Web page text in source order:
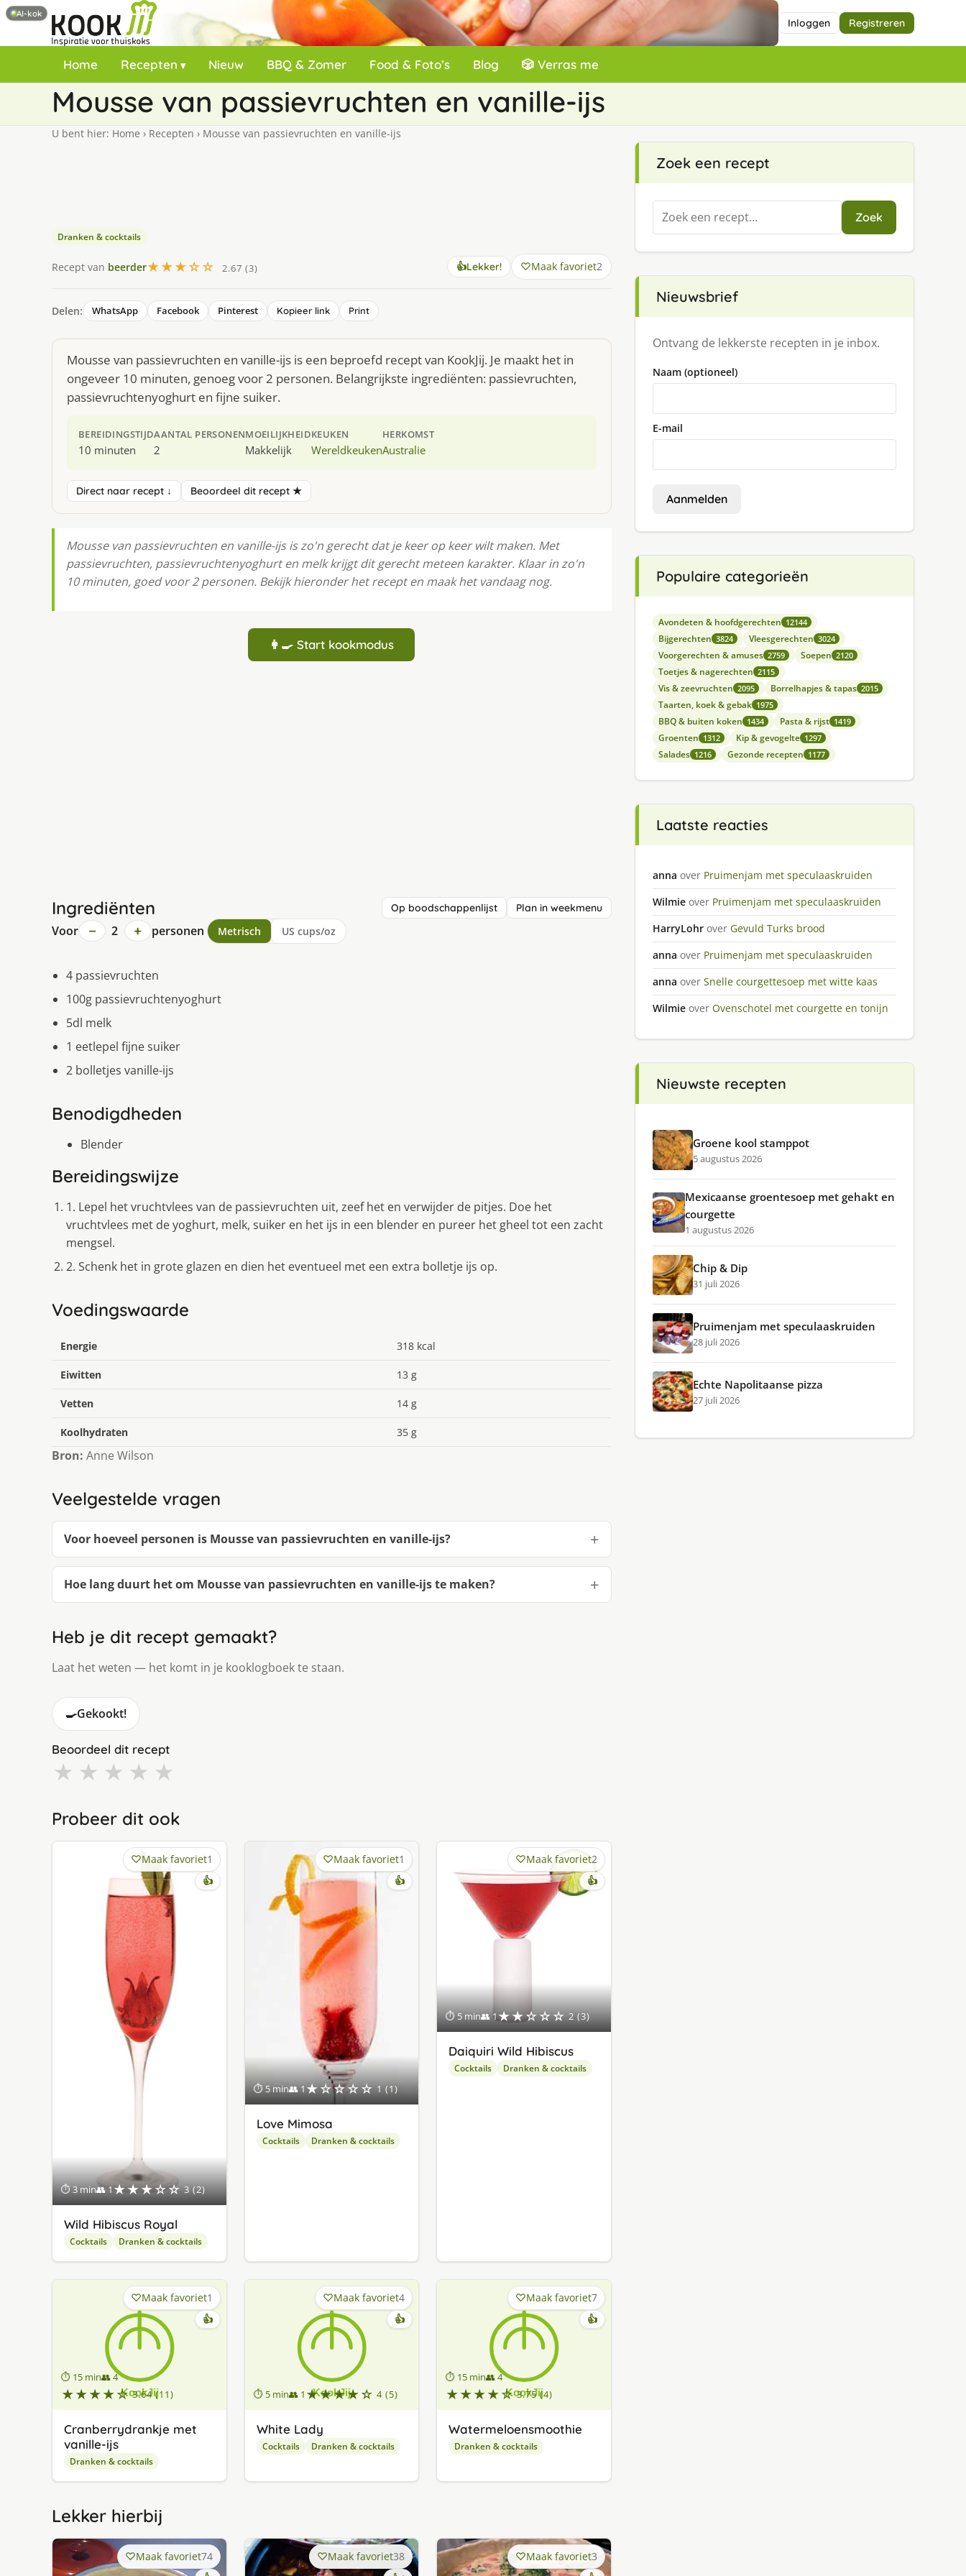
Inloggen Registreren
Home Recepten Nieuw BBQ & Zomer Food & Foto’s Blog 🎲 Verras me
Mousse van passievruchten en vanille-ijs
U bent hier: Home › Recepten › Mousse van passievruchten en vanille-ijs
Dranken & cocktails
Recept van beerder★★★☆☆ 2.67 (3) 👍Lekker! Maak favoriet2
Delen: WhatsApp Facebook Pinterest Kopieer link Print
Mousse van passievruchten en vanille-ijs is een beproefd recept van KookJij. Je maakt het in
ongeveer 10 minuten, genoeg voor 2 personen. Belangrijkste ingrediënten: passievruchten,
passievruchtenyoghurt en fijne suiker.
BEREIDINGSTIJD
10 minuten
AANTAL PERSONEN
2
MOEILIJKHEID
Makkelijk
KEUKEN
Wereldkeuken
HERKOMST
Australie
Direct naar recept ↓ Beoordeel dit recept ★
Mousse van passievruchten en vanille-ijs is zo'n gerecht dat je keer op keer wilt maken. Met
passievruchten, passievruchtenyoghurt en melk krijgt dit gerecht meteen karakter. Klaar in zo'n
10 minuten, goed voor 2 personen. Bekijk hieronder het recept en maak het vandaag nog.
👩‍🍳 Start kookmodus
Ingrediënten Op boodschappenlijst Plan in weekmenu
Voor − 2 + personen Metrisch US cups/oz
4 passievruchten
100g passievruchtenyoghurt
5dl melk
1 eetlepel fijne suiker
2 bolletjes vanille-ijs
Benodigdheden
Blender
Bereidingswijze
1. Lepel het vruchtvlees van de passievruchten uit, zeef het en verwijder de pitjes. Doe het
vruchtvlees met de yoghurt, melk, suiker en het ijs in een blender en pureer het gheel tot een zacht
mengsel.
2. Schenk het in grote glazen en dien het eventueel met een extra bolletje ijs op.
Voedingswaarde
Energie 318 kcal
Eiwitten 13 g
Vetten 14 g
Koolhydraten 35 g
Bron: Anne Wilson
Veelgestelde vragen
Voor hoeveel personen is Mousse van passievruchten en vanille-ijs?
Hoe lang duurt het om Mousse van passievruchten en vanille-ijs te maken?
Heb je dit recept gemaakt?
Laat het weten — het komt in je kooklogboek te staan.
🍳Gekookt!
Beoordeel dit recept
★ ★ ★ ★ ★
Probeer dit ook
⏱ 3 min👥 1★★★☆☆ 3 (2)
Maak favoriet1
👍
Wild Hibiscus Royal
Cocktails Dranken & cocktails
⏱ 5 min👥 1★☆☆☆☆ 1 (1)
Maak favoriet1
👍
Love Mimosa
Cocktails Dranken & cocktails
⏱ 5 min👥 1★★☆☆☆ 2 (3)
Maak favoriet2
👍
Daiquiri Wild Hibiscus
Cocktails Dranken & cocktails
⏱ 15 min👥 4
★★★★☆ 3.64 (11)
Maak favoriet1
👍
Cranberrydrankje met
vanille-ijs
Dranken & cocktails
⏱ 5 min👥 1 ★★★★☆ 4 (5)
Maak favoriet4
👍
White Lady
Cocktails Dranken & cocktails
⏱ 15 min👥 4
★★★★☆ 3.75 (4)
Maak favoriet7
👍
Watermeloensmoothie
Dranken & cocktails
Lekker hierbij
Maak favoriet74 Maak favoriet38 Maak favoriet3
Zoek een recept
Zoeken
naar:
Zoek
Nieuwsbrief
Ontvang de lekkerste recepten in je inbox.
Naam (optioneel)
E-mail
Aanmelden
Populaire categorieën
Avondeten & hoofdgerechten 12144
Bijgerechten 3824 Vleesgerechten 3024
Voorgerechten & amuses 2759 Soepen 2120
Toetjes & nagerechten 2115
Vis & zeevruchten 2095 Borrelhapjes & tapas 2015
Taarten, koek & gebak 1975
BBQ & buiten koken 1434 Pasta & rijst 1419
Groenten 1312 Kip & gevogelte 1297
Salades 1216 Gezonde recepten 1177
Laatste reacties
anna over Pruimenjam met speculaaskruiden
Wilmie over Pruimenjam met speculaaskruiden
HarryLohr over Gevuld Turks brood
anna over Pruimenjam met speculaaskruiden
anna over Snelle courgettesoep met witte kaas
Wilmie over Ovenschotel met courgette en tonijn
Nieuwste recepten
Groene kool stamppot
5 augustus 2026
Mexicaanse groentesoep met gehakt en
courgette
1 augustus 2026
Chip & Dip
31 juli 2026
Pruimenjam met speculaaskruiden
28 juli 2026
AI-kok
Echte Napolitaanse pizza
27 juli 2026